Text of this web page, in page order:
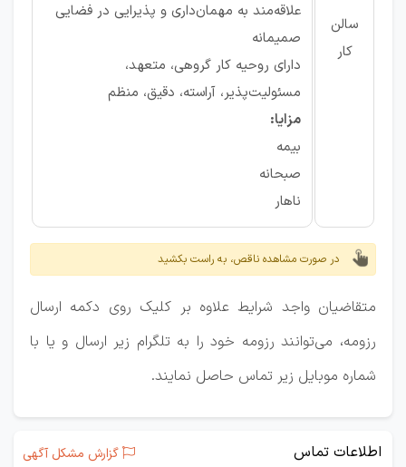
سالن
کار
علاقه‌مند به مهمان‌داری و پذیرایی در فضایی
صمیمانه
دارای روحیه کار گروهی،‌ متعهد،
مسئولیت‌پذیر، آراسته، دقیق، منظم
مزایا:
بیمه
صبحانه
ناهار
در صورت مشاهده ناقص، به راست بکشید
متقاضیان واجد شرایط علاوه بر کلیک روی دکمه ارسال
رزومه، می‌توانند رزومه خود را به تلگرام زیر ارسال و یا با
شماره موبایل زیر تماس حاصل نمایند.
اطلاعات تماس گزارش مشکل آگهی